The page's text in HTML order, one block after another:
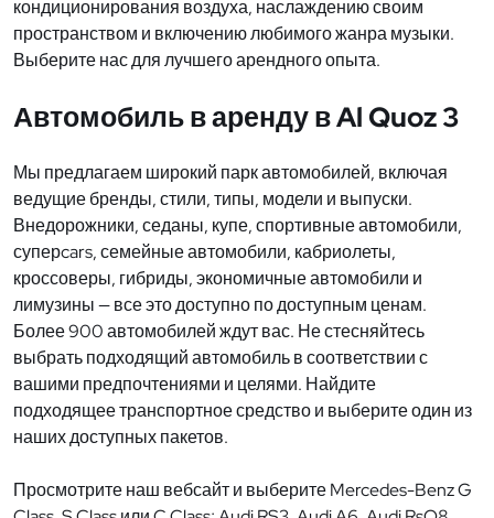
кондиционирования воздуха, наслаждению своим
пространством и включению любимого жанра музыки.
Выберите нас для лучшего арендного опыта.
Автомобиль в аренду в Al Quoz 3
Мы предлагаем широкий парк автомобилей, включая
ведущие бренды, стили, типы, модели и выпуски.
Внедорожники, седаны, купе, спортивные автомобили,
суперcars, семейные автомобили, кабриолеты,
кроссоверы, гибриды, экономичные автомобили и
лимузины — все это доступно по доступным ценам.
Более 900 автомобилей ждут вас. Не стесняйтесь
выбрать подходящий автомобиль в соответствии с
вашими предпочтениями и целями. Найдите
подходящее транспортное средство и выберите один из
наших доступных пакетов.
Просмотрите наш вебсайт и выберите Mercedes-Benz G